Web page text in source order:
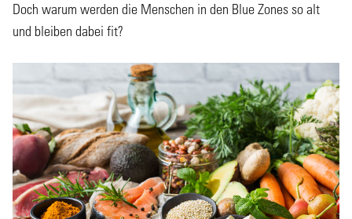
Doch warum werden die Menschen in den Blue Zones so alt
und bleiben dabei fit?